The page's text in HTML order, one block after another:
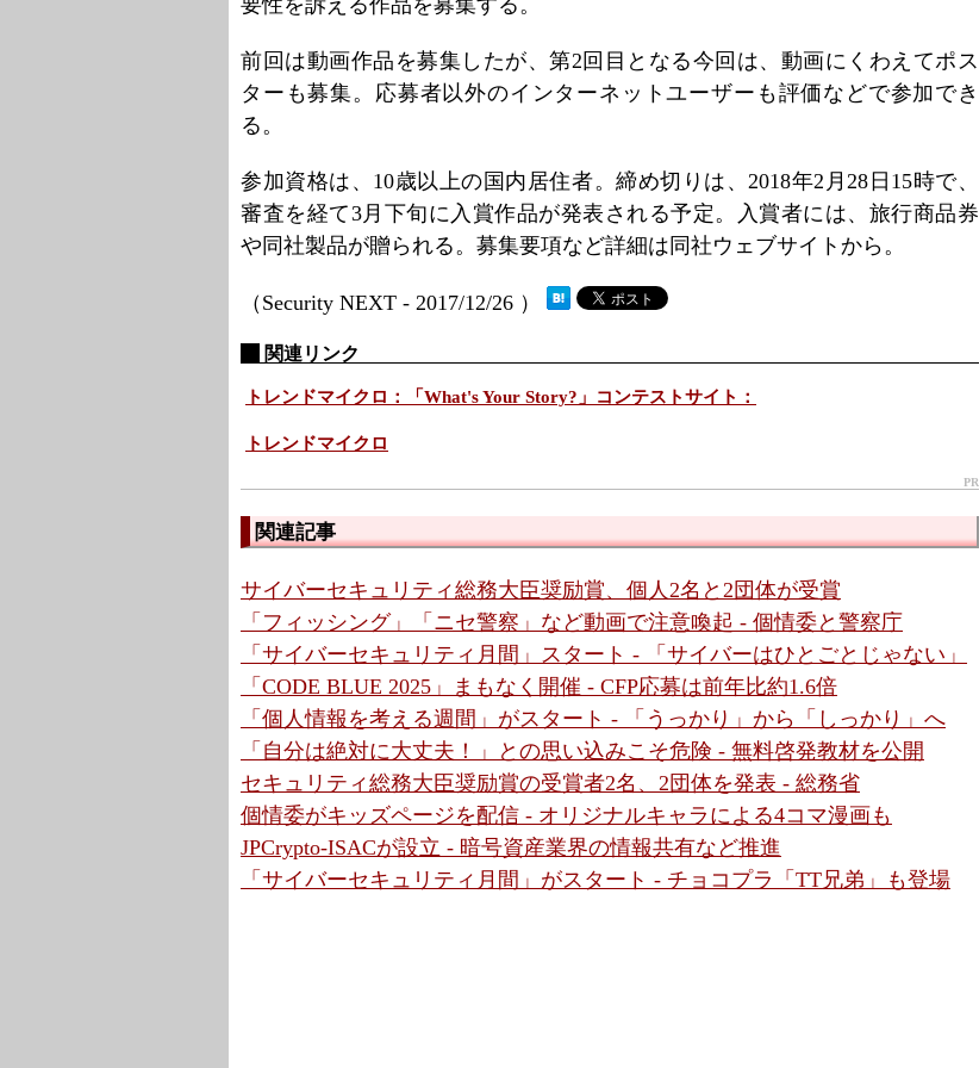
要性を訴える作品を募集する。
前回は動画作品を募集したが、第2回目となる今回は、動画にくわえてポス
ターも募集。応募者以外のインターネットユーザーも評価などで参加でき
る。
参加資格は、10歳以上の国内居住者。締め切りは、2018年2月28日15時で、
審査を経て3月下旬に入賞作品が発表される予定。入賞者には、旅行商品券
や同社製品が贈られる。募集要項など詳細は同社ウェブサイトから。
（Security NEXT - 2017/12/26 ）
関連リンク
トレンドマイクロ：「What's Your Story?」コンテストサイト：
トレンドマイクロ
PR
関連記事
サイバーセキュリティ総務大臣奨励賞、個人2名と2団体が受賞
「フィッシング」「ニセ警察」など動画で注意喚起 - 個情委と警察庁
「サイバーセキュリティ月間」スタート - 「サイバーはひとごとじゃない」
「CODE BLUE 2025」まもなく開催 - CFP応募は前年比約1.6倍
「個人情報を考える週間」がスタート - 「うっかり」から「しっかり」へ
「自分は絶対に大丈夫！」との思い込みこそ危険 - 無料啓発教材を公開
セキュリティ総務大臣奨励賞の受賞者2名、2団体を発表 - 総務省
個情委がキッズページを配信 - オリジナルキャラによる4コマ漫画も
JPCrypto-ISACが設立 - 暗号資産業界の情報共有など推進
「サイバーセキュリティ月間」がスタート - チョコプラ「TT兄弟」も登場